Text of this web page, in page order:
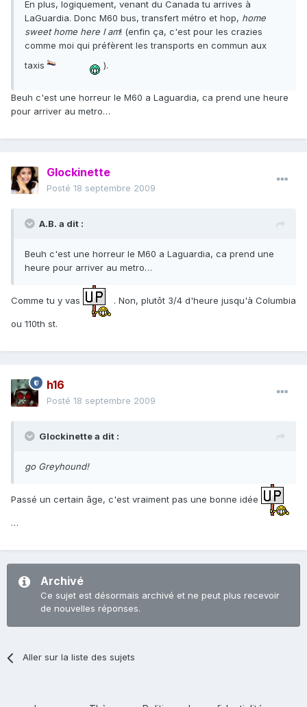
En plus, logiquement, venant du Canada tu arrives à
LaGuardia. Donc M60 bus, transfert métro et hop, home
sweet home here I am! (enfin ça, c'est pour les crazies
comme moi qui préfèrent les transports en commun aux
taxis
).
Beuh c'est une horreur le M60 a Laguardia, ca prend une heure
pour arriver au metro…
Glockinette
Posté 18 septembre 2009
A.B. a dit :
Beuh c'est une horreur le M60 a Laguardia, ca prend une
heure pour arriver au metro…
Comme tu y vas . Non, plutôt 3/4 d'heure jusqu'à Columbia
ou 110th st.
h16
Posté 18 septembre 2009
Glockinette a dit :
go Greyhound!
Passé un certain âge, c'est vraiment pas une bonne idée
…
Archivé
Ce sujet est désormais archivé et ne peut plus recevoir
de nouvelles réponses.
Aller sur la liste des sujets